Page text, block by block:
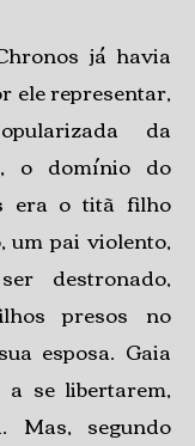
já havia
ele representar,
da
o domínio do
era o titã filho
um pai violento,
destronado,
presos no
esposa. Gaia
se libertarem,
Mas, segundo